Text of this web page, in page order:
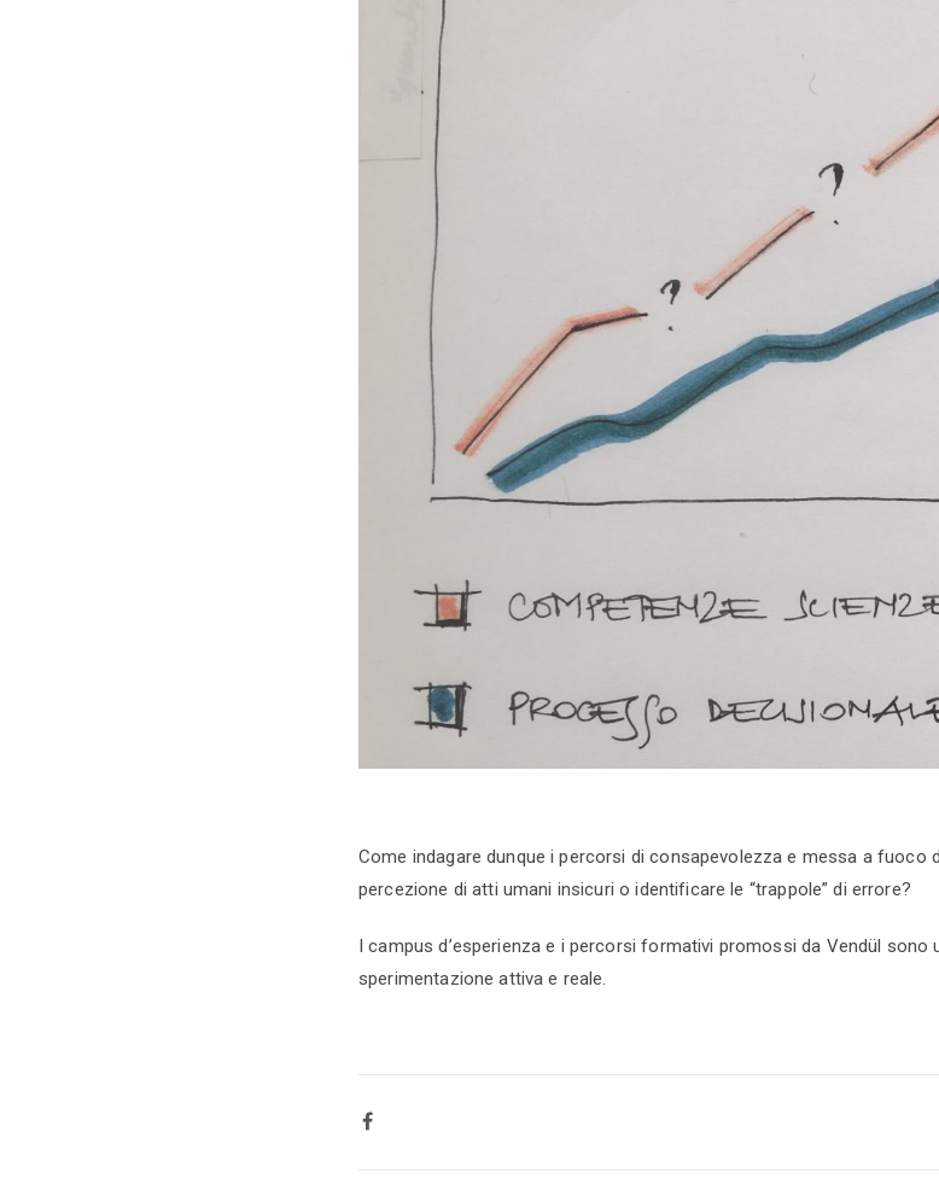
Come indagare dunque i percorsi di consapevolezza e messa a fuoco
percezione di atti umani insicuri o identificare le “trappole” di errore?
I campus d’esperienza e i percorsi formativi promossi da Vendül sono
sperimentazione attiva e reale.